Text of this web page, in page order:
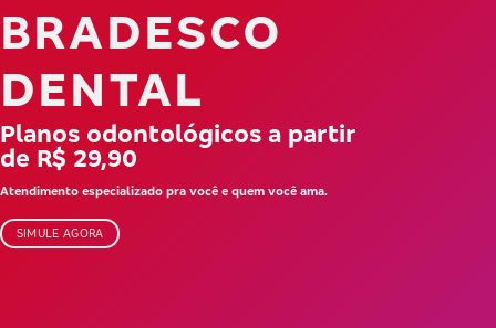
BRADESCO
DENTAL
Planos odontológicos a partir
de R$ 29,90
Atendimento especializado pra você e quem você ama.
SIMULE AGORA